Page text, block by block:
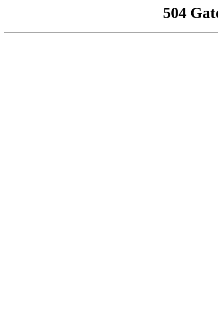
504